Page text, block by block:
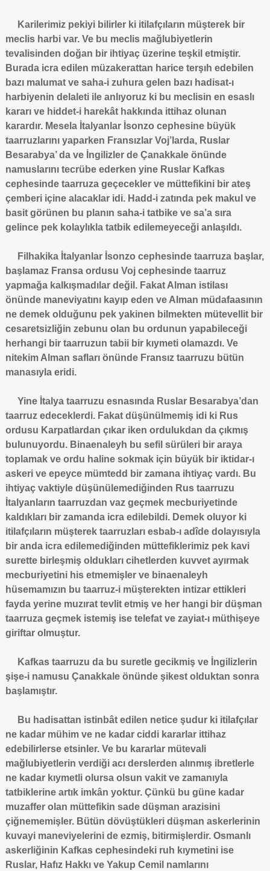
Karilerimiz pekiyi bilirler ki itilafçıların müşterek bir
meclis harbi var. Ve bu meclis mağlubiyetlerin
tevalisinden doğan bir ihtiyaç üzerine teşkil etmiştir.
Burada icra edilen müzakerattan harice terşıh edebilen
bazı malumat ve saha-i zuhura gelen bazı hadisat-ı
harbiyenin delaleti ile anlıyoruz ki bu meclisin en esaslı
kararı ve hiddet-i harekât hakkında ittihaz olunan
karardır. Mesela İtalyanlar İsonzo cephesine büyük
taarruzlarını yaparken Fransızlar Voj’larda, Ruslar
Besarabya’ da ve İngilizler de Çanakkale önünde
namuslarını tecrübe ederken yine Ruslar Kafkas
cephesinde taarruza geçecekler ve müttefikini bir ateş
çemberi içine alacaklar idi. Hadd-i zatında pek makul ve
basit görünen bu planın saha-i tatbike ve sa’a sıra
gelince pek kolaylıkla tatbik edilemeyeceği anlaşıldı.
Filhakika İtalyanlar İsonzo cephesinde taarruza başlar,
başlamaz Fransa ordusu Voj cephesinde taarruz
yapmağa kalkışmadılar değil. Fakat Alman istilası
önünde maneviyatını kayıp eden ve Alman müdafaasının
ne demek olduğunu pek yakinen bilmekten mütevellit bir
cesaretsizliğin zebunu olan bu ordunun yapabileceği
herhangi bir taarruzun tabii bir kıymeti olamazdı. Ve
nitekim Alman safları önünde Fransız taarruzu bütün
manasıyla eridi.
Yine İtalya taarruzu esnasında Ruslar Besarabya’dan
taarruz edeceklerdi. Fakat düşünülmemiş idi ki Rus
ordusu Karpatlardan çıkar iken ordulukdan da çıkmış
bulunuyordu. Binaenaleyh bu sefil sürüleri bir araya
toplamak ve ordu haline sokmak için büyük bir iktidar-ı
askeri ve epeyce mümtedd bir zamana ihtiyaç vardı. Bu
ihtiyaç vaktiyle düşünülemediğinden Rus taarruzu
İtalyanların taarruzdan vaz geçmek mecburiyetinde
kaldıkları bir zamanda icra edilebildi. Demek oluyor ki
itilafçıların müşterek taarruzları esbab-ı adîde dolayısıyla
bir anda icra edilemediğinden müttefiklerimiz pek kavi
surette birleşmiş oldukları cihetlerden kuvvet ayırmak
mecburiyetini his etmemişler ve binaenaleyh
hüsemamızın bu taarruz-i müşterekten intizar ettikleri
fayda yerine muzırat tevlit etmiş ve her hangi bir düşman
taarruza geçmek istemiş ise telefat ve zayiat-ı müthişeye
giriftar olmuştur.
Kafkas taarruzu da bu suretle gecikmiş ve İngilizlerin
şişe-i namusu Çanakkale önünde şikest olduktan sonra
başlamıştır.
Bu hadisattan istinbât edilen netice şudur ki itilafçılar
ne kadar mühim ve ne kadar ciddi kararlar ittihaz
edebilirlerse etsinler. Ve bu kararlar mütevali
mağlubiyetlerin verdiği acı derslerden alınmış ibretlerle
ne kadar kıymetli olursa olsun vakit ve zamanıyla
tatbiklerine artık imkân yoktur. Çünkü bu güne kadar
muzaffer olan müttefikin sade düşman arazisini
çiğnememişler. Bütün dövüştükleri düşman askerlerinin
kuvayi maneviyelerini de ezmiş, bitirmişlerdir. Osmanlı
askerliğinin Kafkas cephesindeki ruh kıymetini ise
Ruslar, Hafız Hakkı ve Yakup Cemil namlarını